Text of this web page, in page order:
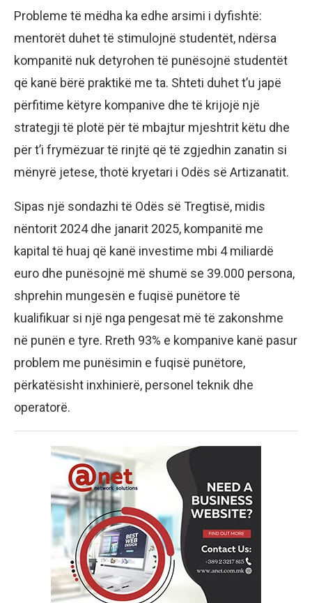
Probleme të mëdha ka edhe arsimi i dyfishtë:
mentorët duhet të stimulojnë studentët, ndërsa
kompanitë nuk detyrohen të punësojnë studentët
që kanë bërë praktikë me ta. Shteti duhet t’u japë
përfitime këtyre kompanive dhe të krijojë një
strategji të plotë për të mbajtur mjeshtrit këtu dhe
për t’i frymëzuar të rinjtë që të zgjedhin zanatin si
mënyrë jetese, thotë kryetari i Odës së Artizanatit.
Sipas një sondazhi të Odës së Tregtisë, midis
nëntorit 2024 dhe janarit 2025, kompanitë me
kapital të huaj që kanë investime mbi 4 miliardë
euro dhe punësojnë më shumë se 39.000 persona,
shprehin mungesën e fuqisë punëtore të
kualifikuar si një nga pengesat më të zakonshme
në punën e tyre. Rreth 93% e kompanive kanë pasur
problem me punësimin e fuqisë punëtore,
përkatësisht inxhinierë, personel teknik dhe
operatorë.